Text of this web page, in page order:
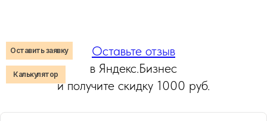
Оставьте отзыв
в Яндекс.Бизнес
и получите скидку 1000 руб.
Оставить заявку
Калькулятор